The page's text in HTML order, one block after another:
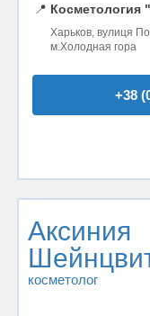
📍 Косметология
Харьков, вулиця
м.Холодная гора
+38
Аксиния
косметолог